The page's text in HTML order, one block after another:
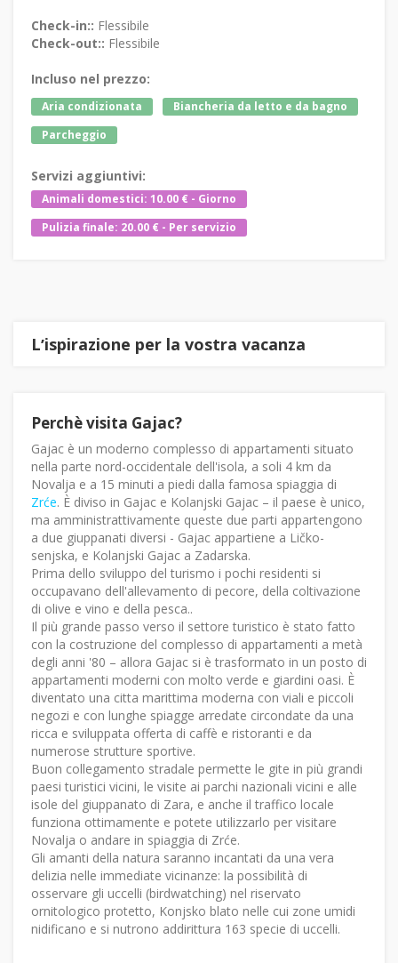
Check-in:: Flessibile
Check-out:: Flessibile
Incluso nel prezzo:
Aria condizionata
Biancheria da letto e da bagno
Parcheggio
Servizi aggiuntivi:
Animali domestici: 10.00 € - Giorno
Pulizia finale: 20.00 € - Per servizio
Lʼispirazione per la vostra vacanza
Perchè visita Gajac?
Gajac è un moderno complesso di appartamenti situato
nella parte nord-occidentale dell'isola, a soli 4 km da
Novalja e a 15 minuti a piedi dalla famosa spiaggia di
Zrće. È diviso in Gajac e Kolanjski Gajac – il paese è unico,
ma amministrattivamente queste due parti appartengono
a due giuppanati diversi - Gajac appartiene a Ličko-
senjska, e Kolanjski Gajac a Zadarska.
Prima dello sviluppo del turismo i pochi residenti si
occupavano dell'allevamento di pecore, della coltivazione
di olive e vino e della pesca..
Il più grande passo verso il settore turistico è stato fatto
con la costruzione del complesso di appartamenti a metà
degli anni '80 – allora Gajac si è trasformato in un posto di
appartamenti moderni con molto verde e giardini oasi. È
diventato una citta marittima moderna con viali e piccoli
negozi e con lunghe spiagge arredate circondate da una
ricca e sviluppata offerta di caffè e ristoranti e da
numerose strutture sportive.
Buon collegamento stradale permette le gite in più grandi
paesi turistici vicini, le visite ai parchi nazionali vicini e alle
isole del giuppanato di Zara, e anche il traffico locale
funziona ottimamente e potete utilizzarlo per visitare
Novalja o andare in spiaggia di Zrće.
Gli amanti della natura saranno incantati da una vera
delizia nelle immediate vicinanze: la possibilità di
osservare gli uccelli (birdwatching) nel riservato
ornitologico protetto, Konjsko blato nelle cui zone umidi
nidificano e si nutrono addirittura 163 specie di uccelli.